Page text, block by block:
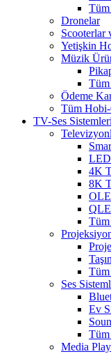
Tüm
Dronelar
Scooterlar
Yetişkin
Müzik
Ödeme
Tüm
TV-Ses Sistemleri
4K
8K
Tüm
Ses
Ev
Tüm
Media